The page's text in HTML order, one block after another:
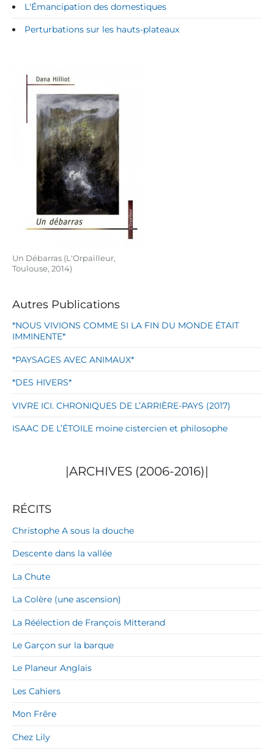
L'Émancipation des domestiques
Perturbations sur les hauts-plateaux
Un Débarras (L'Orpailleur,
Toulouse, 2014)
Autres Publications
*NOUS VIVIONS COMME SI LA FIN DU MONDE ÉTAIT
IMMINENTE*
*PAYSAGES AVEC ANIMAUX*
*DES HIVERS*
VIVRE ICI. CHRONIQUES DE L’ARRIÈRE-PAYS (2017)
ISAAC DE L’ÉTOILE moine cistercien et philosophe
|ARCHIVES (2006-2016)|
RÉCITS
Christophe A sous la douche
Descente dans la vallée
La Chute
La Colère (une ascension)
La Réélection de François Mitterand
Le Garçon sur la barque
Le Planeur Anglais
Les Cahiers
Mon Frêre
Chez Lily